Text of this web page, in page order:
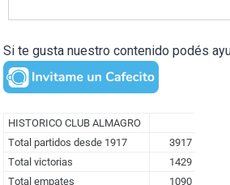
Si te gusta nuestro contenido podés